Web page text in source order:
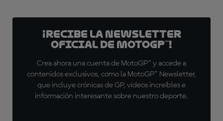
¡Recibe la Newsletter
oficial de MotoGP™!
Crea ahora una cuenta de MotoGP™ y accede a
contenidos exclusivos, como la MotoGP™ Newsletter,
que incluye crónicas de GP, vídeos increíbles e
información interesante sobre nuestro deporte.